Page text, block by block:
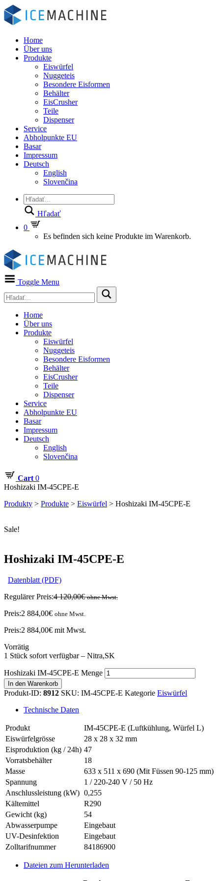
Home
Über uns
Produkte
Eiswürfel
Nuggeteis
Besondere Eisformen
Behälter
EisCrusher
Teile
Dispenser
Service
Abholpunkte EU
Basar
Impressum
Deutsch
English
Slovenčina
Hľadať
0
Es befinden sich keine Produkte im Warenkorb.
Toggle Menu
Home
Über uns
Produkte
Eiswürfel
Nuggeteis
Besondere Eisformen
Behälter
EisCrusher
Teile
Dispenser
Service
Abholpunkte EU
Basar
Impressum
Deutsch
English
Slovenčina
Cart 0
Hoshizaki IM-45CPE-E
Produkty > Produkte > Eiswürfel > Hoshizaki IM-45CPE-E
Sale!
Hoshizaki IM-45CPE-E
Datenblatt (PDF)
Regulärer Preis:4 120,00€ ohne Mwst.
Preis:2 884,00€ ohne Mwst.
Preis:2 884,00€ mit Mwst.
Vorrätig
1 Stück sofort verfügbar – Nitra,SK
Hoshizaki IM-45CPE-E Menge
In den Warenkorb
Produkt-ID: 8912 SKU: IM-45CPE-E Kategorie Eiswürfel
Technische Daten
Produkt
IM-45CPE-E (Luftkühlung, Würfel L)
Eiswürfelgrösse
28 x 28 x 32 mm
Eisproduktion (kg / 24h) 47
Vorratsbehälter
18
Masse
633 x 511 x 690 (Mit Füssen 90-125 mm)
Spannung
1 / 220-240 V / 50 Hz
Anschlussleistung (kW) 0,255
Kältemittel
R290
Gewicht (kg)
54
Abwasserpumpe
Eingebaut
UV-Desinfektion
Eingebaut
Zolltarifnummer
84186900
Dateien zum Herunterladen